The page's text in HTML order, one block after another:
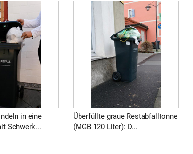
in eine
Schwerk...
Überfüllte graue Restabfalltonne
(MGB 120 Liter): D...